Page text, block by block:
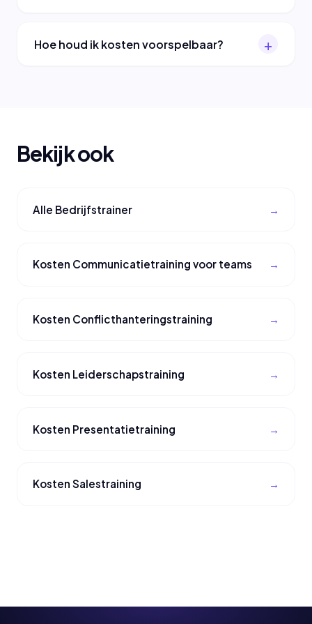
Hoe houd ik kosten voorspelbaar?
Bekijk ook
Alle Bedrijfstrainer
Kosten Communicatietraining voor teams
Kosten Conflicthanteringstraining
Kosten Leiderschapstraining
Kosten Presentatietraining
Kosten Salestraining